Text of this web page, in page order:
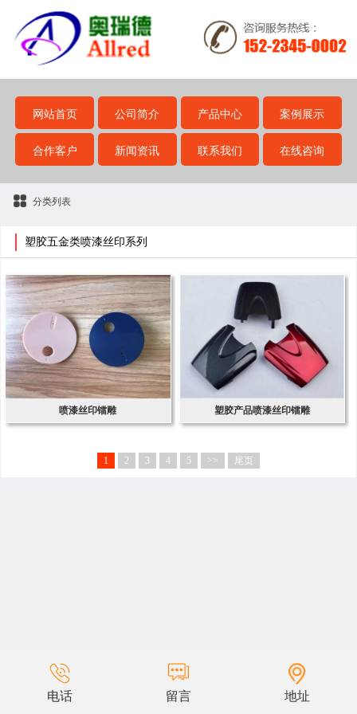
网站首页 公司简介 产品中心 案例展示
合作客户 新闻资讯 联系我们 在线咨询
分类列表
塑胶五金类喷漆丝印系列
喷漆丝印镭雕 塑胶产品喷漆丝印镭雕
1 2 3 4 5 >> 尾页
电话 留言 地址